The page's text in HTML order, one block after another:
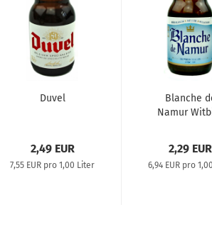
Duvel
2,49 EUR
7,55 EUR pro 1,00 Liter
Blanche
Namur
2,29 EUR
6,94 EUR pro